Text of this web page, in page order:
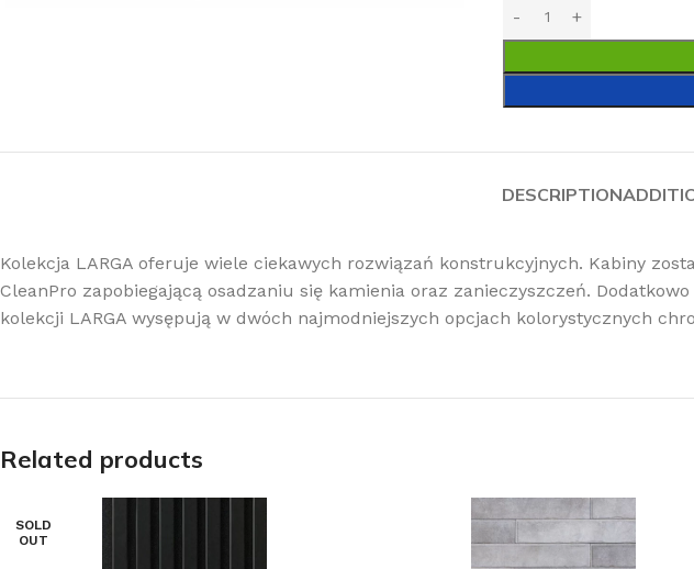
DESCRIPTION
Kolekcja LARGA oferuje wiele ciekawych rozwiązań konstrukcyjnych. Kabiny
CleanPro zapobiegającą osadzaniu się kamienia oraz zanieczyszczeń.
kolekcji LARGA wysępują w dwóch najmodniejszych opcjach kolorystycznych
Related products
SOLD
OUT